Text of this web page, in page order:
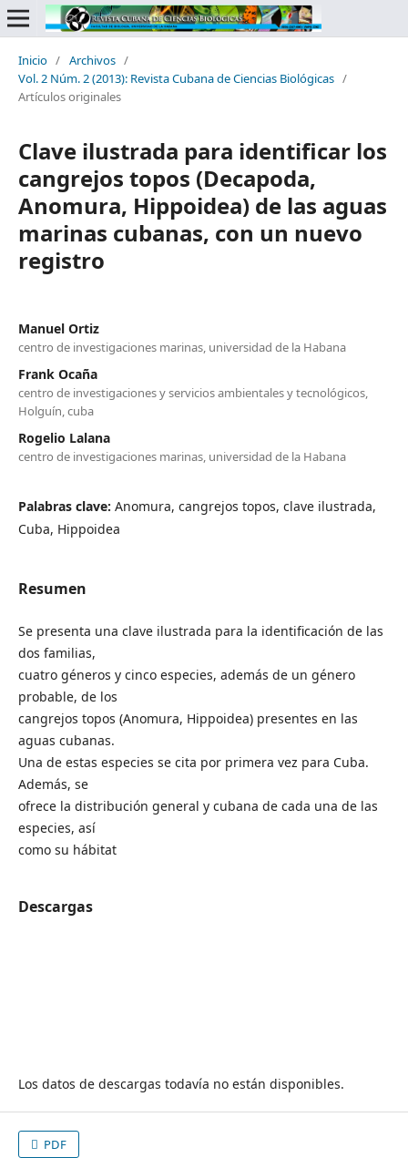
Inicio / Archivos /
Vol. 2 Núm. 2 (2013): Revista Cubana de Ciencias Biológicas /
Artículos originales
Clave ilustrada para identificar los
cangrejos topos (Decapoda,
Anomura, Hippoidea) de las aguas
marinas cubanas, con un nuevo
registro
Manuel Ortiz
centro de investigaciones marinas, universidad de la Habana
Frank Ocaña
centro de investigaciones y servicios ambientales y tecnológicos,
Holguín, cuba
Rogelio Lalana
centro de investigaciones marinas, universidad de la Habana
Palabras clave: Anomura, cangrejos topos, clave ilustrada,
Cuba, Hippoidea
Resumen
Se presenta una clave ilustrada para la identificación de las
dos familias,
cuatro géneros y cinco especies, además de un género
probable, de los
cangrejos topos (Anomura, Hippoidea) presentes en las
aguas cubanas.
Una de estas especies se cita por primera vez para Cuba.
Además, se
ofrece la distribución general y cubana de cada una de las
especies, así
como su hábitat
Descargas
Los datos de descargas todavía no están disponibles.
PDF